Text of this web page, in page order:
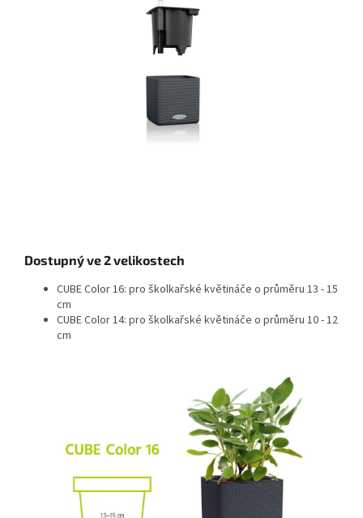
Dostupný ve 2 velikostech
CUBE Color 16: pro školkařské květináče o průměru 13 - 15
cm
CUBE Color 14: pro školkařské květináče o průměru 10 - 12
cm